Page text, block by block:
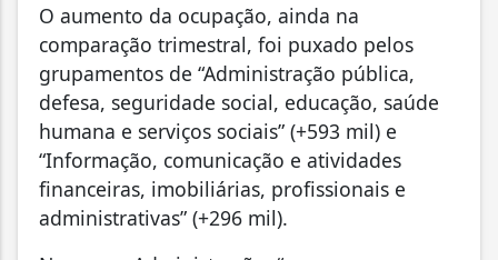
O aumento da ocupação, ainda na
comparação trimestral, foi puxado pelos
grupamentos de “Administração pública,
defesa, seguridade social, educação, saúde
humana e serviços sociais” (+593 mil) e
“Informação, comunicação e atividades
financeiras, imobiliárias, profissionais e
administrativas” (+296 mil).